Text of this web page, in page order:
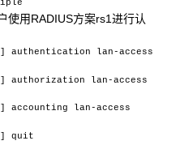
使用RADIUS方案rs1进行认
authentication lan-access
authorization lan-access
accounting lan-access
quit